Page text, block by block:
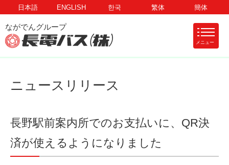
メニュー
日本語 ENGLISH 한국 繁体 簡体
ニュースリリース
長野駅前案内所でのお支払いに、QR決
済が使えるようになりました